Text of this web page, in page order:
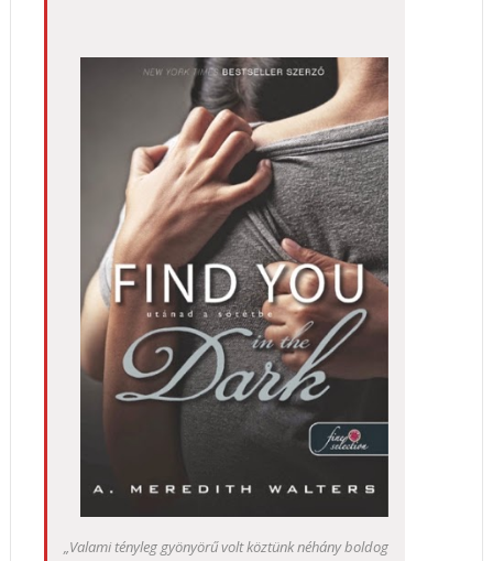
„Valami tényleg gyönyörű volt köztünk néhány boldog